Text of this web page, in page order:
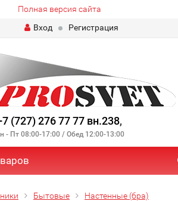
Полная версия сайта
Вход
Регистрация
(727) 276 77 77 вн.238,
- Пт 08:00-17:00 / Обед 12:00-13:00
Бытовые
Настенные (бра)